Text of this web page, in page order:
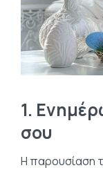
1.
σου
Η παρουσίαση